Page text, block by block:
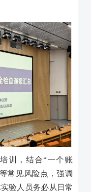
训，结合“一个账
常见风险点，强调
验人员务必从日常